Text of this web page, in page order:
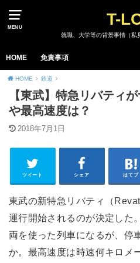
MENU T-
就職、大学等の背景事情（私
HOME 免責事項
HOME 鉄道
【東武】特急リバティ
や最高速度は？
2018年7月1日
ツイート シェア はてブ
東武の新特急リバティ（
運行開始されるのが決定した
両を使った列車になるが、停
か。最高速度は時速何キロメ